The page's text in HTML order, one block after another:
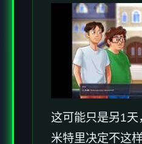
这可能只是另1
米特里决定不这